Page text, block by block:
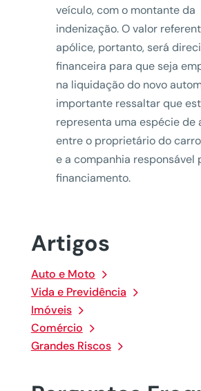
Artigos
Auto e Moto
Vida e Previdência
Imóveis
Comércio
Grandes Riscos
veículo, com o montante da
indenização. O valor
apólice, portanto, será
financeira para que seja
na liquidação do novo
importante ressaltar que
representa uma espécie de
entre o proprietário do
e a companhia responsável
financiamento.